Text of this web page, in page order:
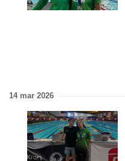
14 mar 2026